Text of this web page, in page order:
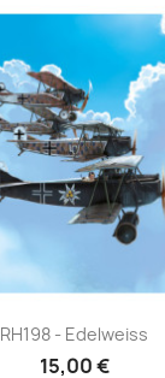
Aperçu rapide
RH198 - Edelweiss
15,00 €